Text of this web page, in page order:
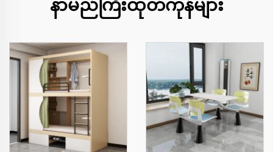
နာမည်ကြီးထုတ်ကုန်များ